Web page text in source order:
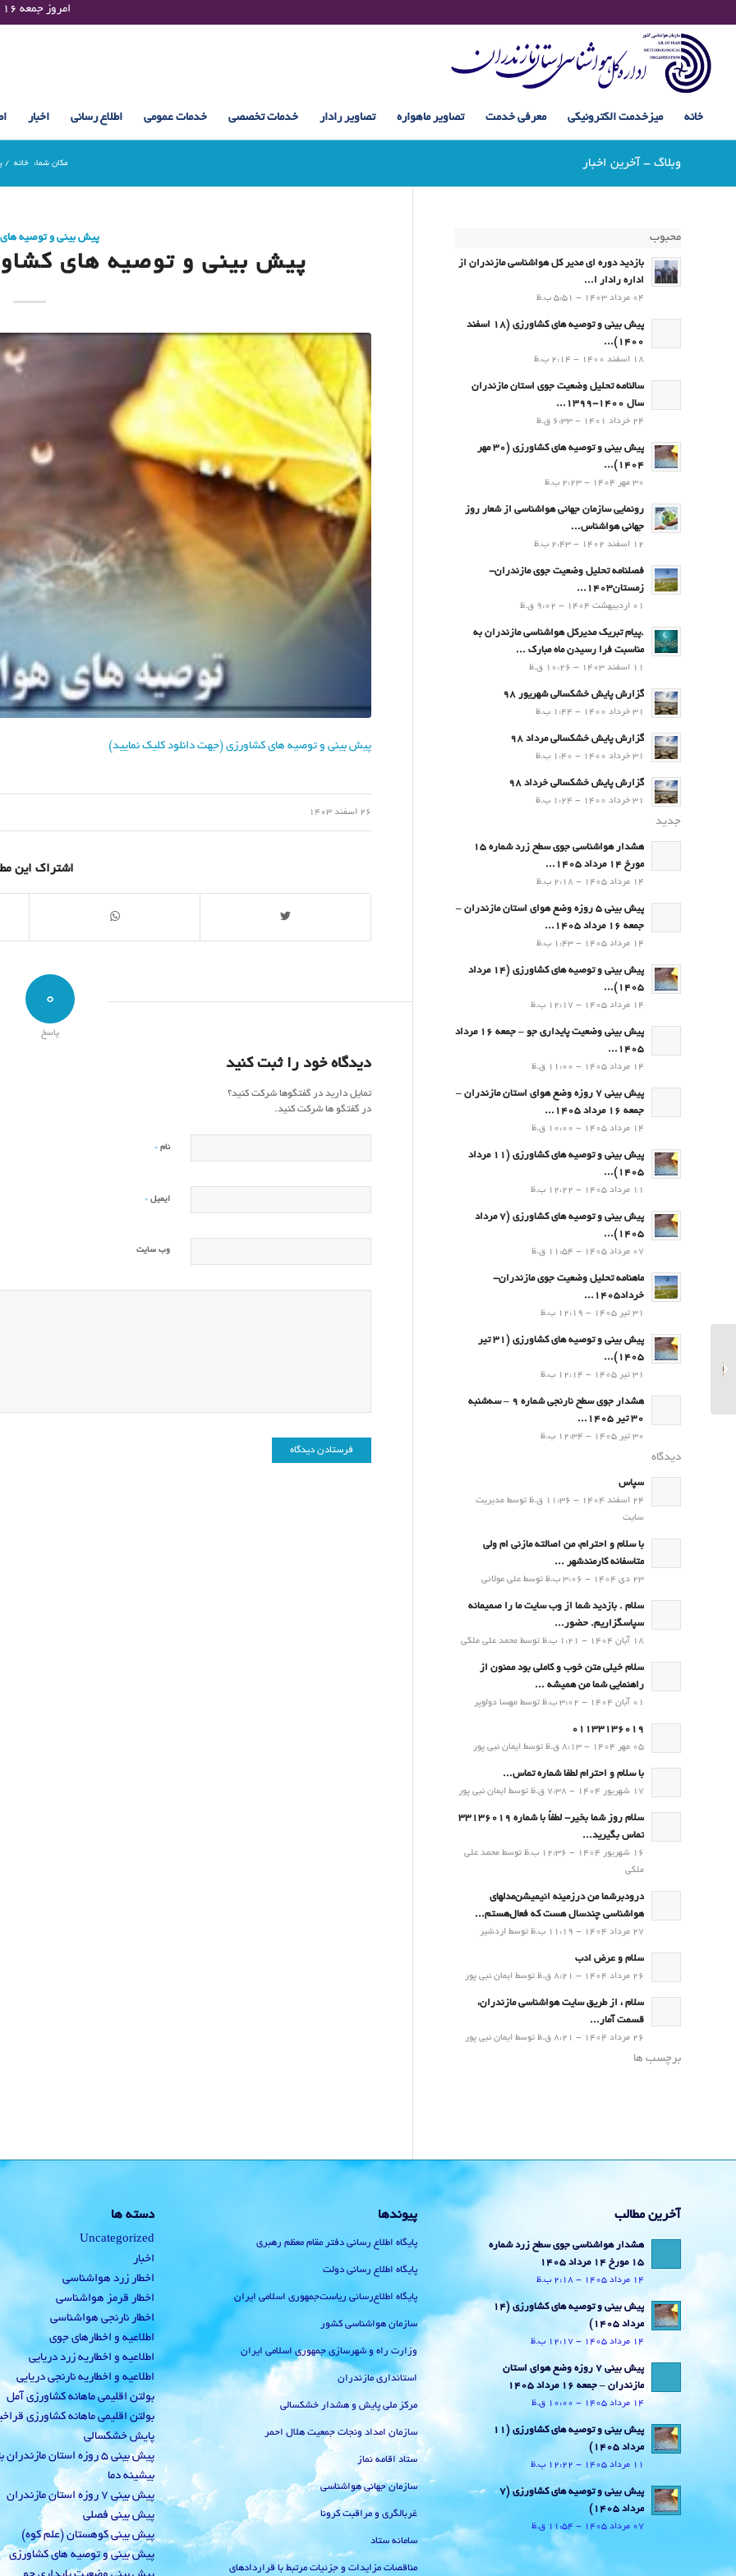
Friday 07 August 2026 , 22:56 UTC ¤¤¤¤ امروز جمعه ۱۶ مرداد ۱۴۰۵ساعت : ۲۲:۵۶
خانه میزخدمت الکترونیکی معرفی خدمت تصاویر ماهواره تصاویر رادار خدمات تخصصی خدمات عمومی اطلاع رسانی اخبار
وبلاگ - آخرین اخبار مکان شما: خانه /
پیش بینی و توصیه
پیش بینی و توصیه های کشاورزی (26
پیش بینی و توصیه های کشاورزی (جهت دانلود کلیک نمایید)
26 اسفند 1403
اشتراک این
0
پاسخ
دیدگاه خود را ثبت کنید
تمایل دارید در گفتگوها شرکت کنید؟
در گفتگو ها شرکت کنید.
نام *
ایمیل *
وب‌ سایت
محبوب
بازدید دوره ای مدیر کل هواشناسی مازندران از
اداره رادار ا...
04 مرداد 1403 - 5:51 ب.ظ
پیش بینی و توصیه های کشاورزی (18 اسفند
1400)...
18 اسفند 1400 - 2:14 ب.ظ
سالنامه تحلیل وضعیت جوی استان مازندران
سال 1400-1399...
24 خرداد 1401 - 6:33 ق.ظ
پیش بینی و توصیه های کشاورزی (30 مهر
۱۴۰۴)...
30 مهر 1404 - 2:23 ب.ظ
رونمایی سازمان جهانی هواشناسی از شعار روز
جهانی هواشناس...
12 اسفند 1402 - 2:43 ب.ظ
فصلنامه تحلیل وضعیت جوی مازندران-
زمستان۱۴۰۳...
01 اردیبهشت 1404 - 9:02 ق.ظ
.پيام تبريك مدیرکل هواشناسی مازندران به
مناسبت فرا رسيدن ماه مبارك ...
11 اسفند 1403 - 10:26 ق.ظ
گزارش پایش خشکسالی شهریور 98
31 خرداد 1400 - 1:44 ب.ظ
گزارش پایش خشکسالی مرداد 98
31 خرداد 1400 - 1:40 ب.ظ
گزارش پایش خشکسالی خرداد 98
31 خرداد 1400 - 1:24 ب.ظ
جدید
هشدار هواشناسی جوی سطح زرد شماره 15
مورخ 14 مرداد 1405...
14 مرداد 1405 - 2:18 ب.ظ
پیش بینی 5 روزه وضع هوای استان مازندران –
جمعه 16 مرداد 1405...
14 مرداد 1405 - 1:43 ب.ظ
پیش بینی و توصیه های کشاورزی (14 مرداد
۱۴۰۵)...
14 مرداد 1405 - 12:17 ب.ظ
پیش بینی وضعیت پایداری جو – جمعه 16 مرداد
1405...
14 مرداد 1405 - 11:00 ق.ظ
پیش بینی 7 روزه وضع هوای استان مازندران –
جمعه 16 مرداد 1405...
14 مرداد 1405 - 10:00 ق.ظ
پیش بینی و توصیه های کشاورزی (11 مرداد
۱۴۰۵)...
11 مرداد 1405 - 12:22 ب.ظ
پیش بینی و توصیه های کشاورزی (7 مرداد
۱۴۰۵)...
07 مرداد 1405 - 11:54 ق.ظ
ماهنامه تحلیل وضعیت جوی مازندران-
خرداد1405...
31 تیر 1405 - 12:19 ب.ظ
پیش بینی و توصیه های کشاورزی (31 تیر
۱۴۰۵)...
31 تیر 1405 - 12:14 ب.ظ
هشدار جوی سطح نارنجی شماره 9 – سه‌شنبه
30 تیر 1405...
30 تیر 1405 - 12:34 ب.ظ
دیدگاه
سپاس
24 اسفند 1404 - 11:36 ق.ظ توسط مدیریت
سایت
با سلام و احترام، من اصالته مازنی ام ولی
متاسفانه کارمندشهر ...
23 دی 1404 - 3:06 ب.ظ توسط علی مولائی
سلام . بازدید شما از وب سایت ما را صمیمانه
سپاسگزاریم. حضور...
18 آبان 1404 - 1:21 ب.ظ توسط محمد علی ملکی
سلام خیلی متن خوب و کاملی بود ممنون از
راهنمایی شما من همیشه ...
01 آبان 1404 - 3:02 ب.ظ توسط مهسا دولوپر
01133136019
05 مهر 1404 - 8:13 ق.ظ توسط ایمان نبی پور
با سلام و احترام لطفا شماره تماس...
17 شهریور 1404 - 7:38 ق.ظ توسط ایمان نبی پور
سلام روز شما بخیر- لطفاً با شماره 33136019
تماس بگیرید...
16 شهریور 1404 - 12:36 ب.ظ توسط محمد علی
ملکی
درودبرشما من درزمینه انیمیشن‌مدلهای
هواشناسی چندسال هست که فعال‌هستم...
27 مرداد 1404 - 11:19 ب.ظ توسط اردشیر
سلام و عرض ادب
26 مرداد 1404 - 8:21 ق.ظ توسط ایمان نبی پور
سلام ، از طریق سایت هواشناسی مازندران،
قسمت آمار...
26 مرداد 1404 - 8:21 ق.ظ توسط ایمان نبی پور
برچسب ها
آخرین مطالب
هشدار هواشناسی جوی سطح زرد شماره
15 مورخ 14 مرداد 1405
14 مرداد 1405 - 2:18 ب.ظ
پیش بینی و توصیه های کشاورزی (14
مرداد ۱۴۰۵)
14 مرداد 1405 - 12:17 ب.ظ
پیش بینی 7 روزه وضع هوای استان
مازندران – جمعه 16 مرداد 1405
14 مرداد 1405 - 10:00 ق.ظ
پیش بینی و توصیه های کشاورزی (11
مرداد ۱۴۰۵)
11 مرداد 1405 - 12:22 ب.ظ
پیش بینی و توصیه های کشاورزی (7
مرداد ۱۴۰۵)
07 مرداد 1405 - 11:54 ق.ظ
پیوندها
پایگاه اطلاع رسانی دفتر مقام معظم رهبری
پایگاه اطلاع رسانی دولت
پایگاه اطلاع‌رسانی ریاست‌جمهوری اسلامی ایران
سازمان هواشناسی کشور
وزارت راه و شهرسازی جمهوری اسلامی ایران
استانداری مازندران
مرکز ملی پایش و هشدار خشکسالی
سازمان امداد ونجات جمعیت هلال احمر
ستاد اقامه نماز
سازمان جهانی هواشناسی
غربالگری و مراقبت کرونا
سامانه ستاد
مناقصات مزایدات و جزئیات مرتبط با قراردادهای
دسته ها
Uncategorized
اخبار
اخطار زرد هواشناسی
اخطار قرمز هواشناسی
اخطار نارنجی هواشناسی
اطلاعیه و اخطارهای جوی
اطلاعیه و اخطاریه زرد دریایی
اطلاعیه و اخطاریه نارنجی دریایی
بولتن اقلیمی ماهانه کشاورزی آمل
بولتن اقلیمی ماهانه کشاورزی
پایش خشکسالی
پیش بینی 5 روزه استان
بیشینه دما
پیش بینی 7 روزه استان مازندران
پیش بینی فصلی
پیش بینی کوهستان (علم کوه)
پیش بینی و توصیه های کشاورزی
پیش بینی فصلی بارش و